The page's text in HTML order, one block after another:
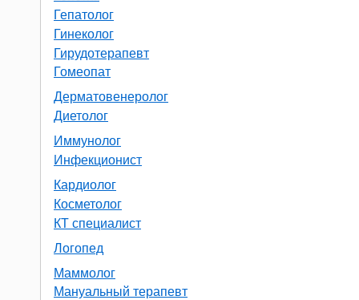
Гепатолог
Гинеколог
Гирудотерапевт
Гомеопат
Дерматовенеролог
Диетолог
Иммунолог
Инфекционист
Кардиолог
Косметолог
КТ специалист
Логопед
Маммолог
Мануальный терапевт